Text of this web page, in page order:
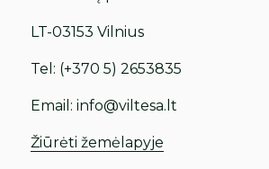
LT-03153 Vilnius
Tel: (+370 5) 2653835
Email:info@viltesa.lt
Žiūrėti žemėlapyje